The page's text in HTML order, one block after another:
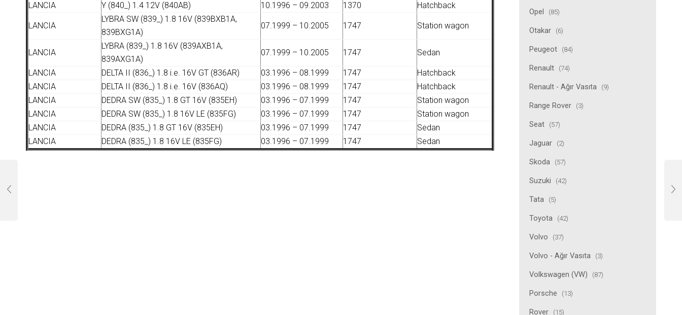
Opel (85)
Otakar (6)
Peugeot (84)
Renault (74)
Renault - Ağır Vasıta (9)
Range Rover (3)
Seat (57)
Jaguar (2)
Skoda (57)
Suzuki (42)
Tata (5)
Toyota (42)
Volvo (37)
Volvo - Ağır Vasıta (3)
Volkswagen (VW) (87)
Porsche (13)
Rover (15)
LANCIA
Y (840_) 1.4 12V (840AB) 10.1996 – 09.2003 1370 Hatchback
LANCIA
LYBRA SW (839_) 1.8 16V (839BXB1A,
839BXG1A)
07.1999 – 10.2005 1747 Station wagon
LANCIA
LYBRA (839_) 1.8 16V (839AXB1A,
839AXG1A)
07.1999 – 10.2005 1747 Sedan
LANCIA DELTA II (836_) 1.8 i.e. 16V GT (836AR) 03.1996 – 08.1999 1747
Hatchback
LANCIA
DELTA II (836_) 1.8 i.e. 16V (836AQ) 03.1996 – 08.1999 1747
Hatchback
LANCIA
DEDRA SW (835_) 1.8 GT 16V (835EH) 03.1996 – 07.1999 1747
Station wagon
LANCIA
DEDRA SW (835_) 1.8 16V LE (835FG) 03.1996 – 07.1999 1747
Station wagon
LANCIA
DEDRA (835_) 1.8 GT 16V (835EH) 03.1996 – 07.1999 1747
Sedan
LANCIA
DEDRA (835_) 1.8 16V LE (835FG) 03.1996 – 07.1999 1747 Sedan